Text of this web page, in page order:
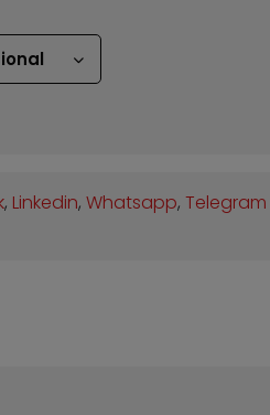
, Linkedin,Whatsapp,Telegram